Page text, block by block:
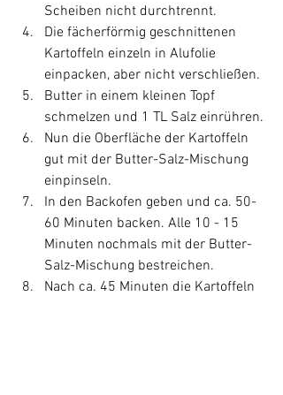
Scheiben nicht durchtrennt.
Die fächerförmig geschnittenen
Kartoffeln einzeln in Alufolie
einpacken, aber nicht verschließen.
Butter in einem kleinen Topf
schmelzen und 1 TL Salz einrühren.
Nun die Oberfläche der Kartoffeln
gut mit der Butter-Salz-Mischung
einpinseln.
In den Backofen geben und ca. 50-
60 Minuten backen. Alle 10 - 15
Minuten nochmals mit der Butter-
Salz-Mischung bestreichen.
Nach ca. 45 Minuten die Kartoffeln